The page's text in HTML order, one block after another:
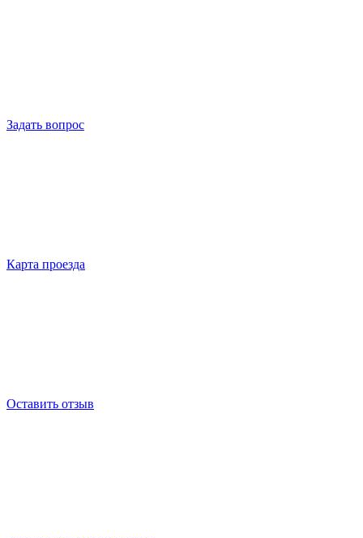
Задать вопрос
Карта проезда
Оставить отзыв